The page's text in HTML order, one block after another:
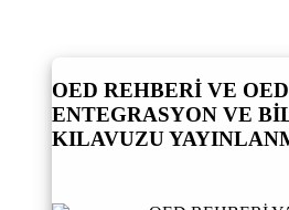
OED REHBERİ VE OED
ENTEGRASYON VE
KILAVUZU